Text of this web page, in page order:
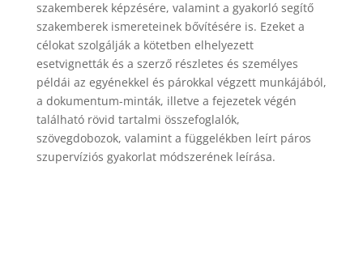
szakemberek képzésére, valamint a gyakorló segítő
szakemberek ismereteinek bővítésére is. Ezeket a
célokat szolgálják a kötetben elhelyezett
esetvignetták és a szerző részletes és személyes
példái az egyénekkel és párokkal végzett munkájából,
a dokumentum-minták, illetve a fejezetek végén
található rövid tartalmi összefoglalók,
szövegdobozok, valamint a függelékben leírt páros
szupervíziós gyakorlat módszerének leírása.